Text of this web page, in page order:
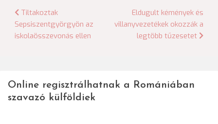
Bejegyzés
navigáció
Tiltakoztak
Sepsiszentgyörgyön az
iskolaösszevonás ellen
Eldugult kémények és
villanyvezetékek okozzák a
legtöbb tűzesetet
Online regisztrálhatnak a Romániában
szavazó külföldiek